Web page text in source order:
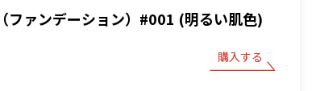
ファンデーション）#001 (明るい肌色)
購入する